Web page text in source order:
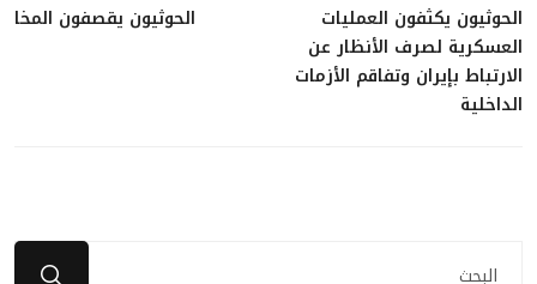
الحوثيون يكثفون العمليات
العسكرية لصرف الأنظار عن
الارتباط بإيران وتفاقم الأزمات
الداخلية
الحوثيون يقصفون المخا